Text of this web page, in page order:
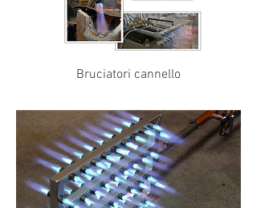
Bruciatori cannello